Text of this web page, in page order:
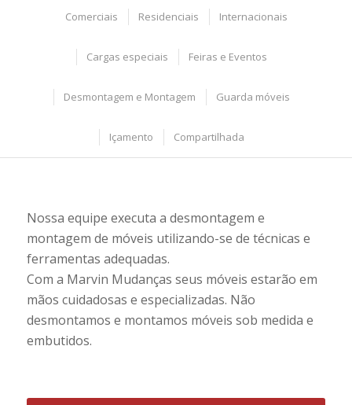
Comerciais Residenciais Internacionais
Cargas especiais Feiras e Eventos
Desmontagem e Montagem Guarda móveis
Içamento Compartilhada
Nossa equipe executa a desmontagem e
montagem de móveis utilizando-se de técnicas e
ferramentas adequadas.
Com a Marvin Mudanças seus móveis estarão em
mãos cuidadosas e especializadas. Não
desmontamos e montamos móveis sob medida e
embutidos.